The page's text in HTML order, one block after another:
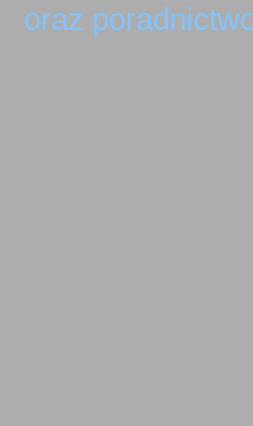
oraz